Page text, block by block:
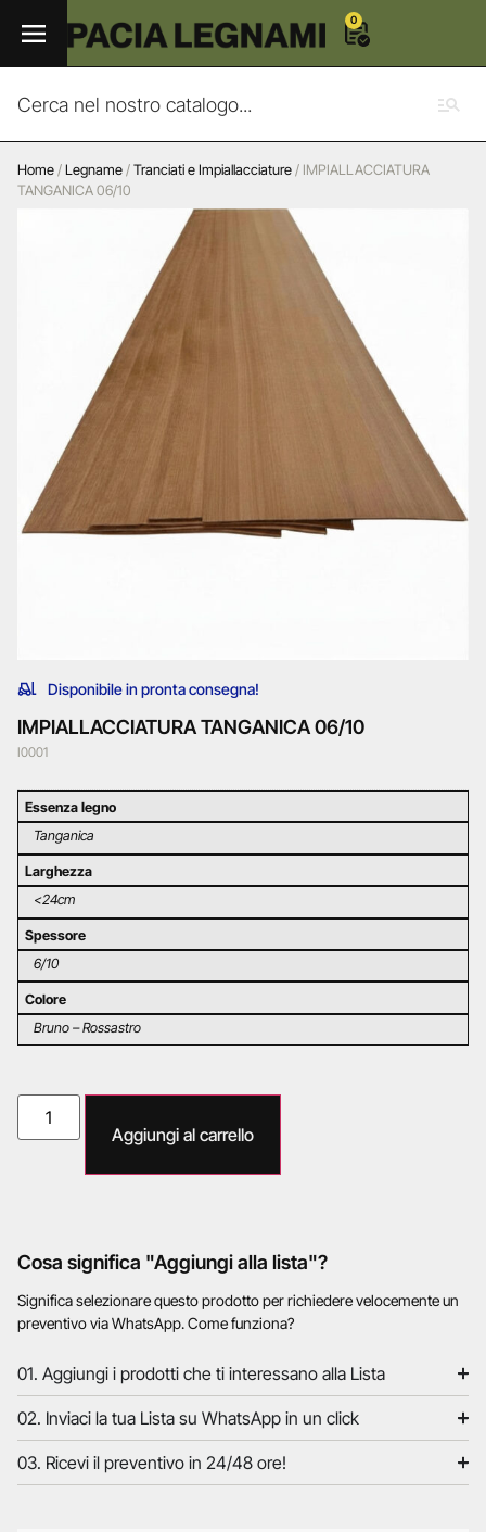
0
Home/Legname/Tranciati e Impiallacciature/ IMPIALLACCIATURA
TANGANICA 06/10
Disponibile in pronta consegna!
IMPIALLACCIATURA TANGANICA 06/10
I0001
Essenza legno
Tanganica
Larghezza
<24cm
Spessore
6/10
Colore
Bruno – Rossastro
Aggiungi al carrello
Cosa significa "Aggiungi alla lista"?
Significa selezionare questo prodotto per richiedere velocemente un
preventivo via WhatsApp. Come funziona?
01. Aggiungi i prodotti che ti interessano alla Lista
02. Inviaci la tua Lista su WhatsApp in un click
03. Ricevi il preventivo in 24/48 ore!